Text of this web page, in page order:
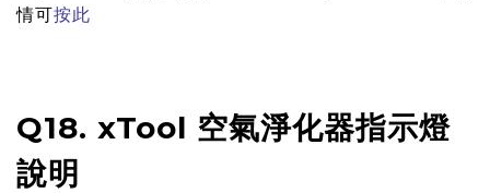
情可按此
Q18. xTool 空氣淨化器指示燈
說明